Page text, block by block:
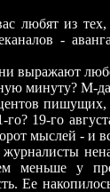
из тех,
-
выражают
минуту? М-
го? 19-го
мыслей - и
меньше у
Ее